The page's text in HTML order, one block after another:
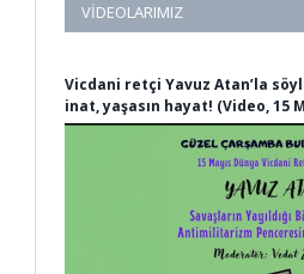
VIDEOLARIMIZ
Vicdani retçi Yavuz Atan’la
inat, yaşasın hayat! (Video, 15